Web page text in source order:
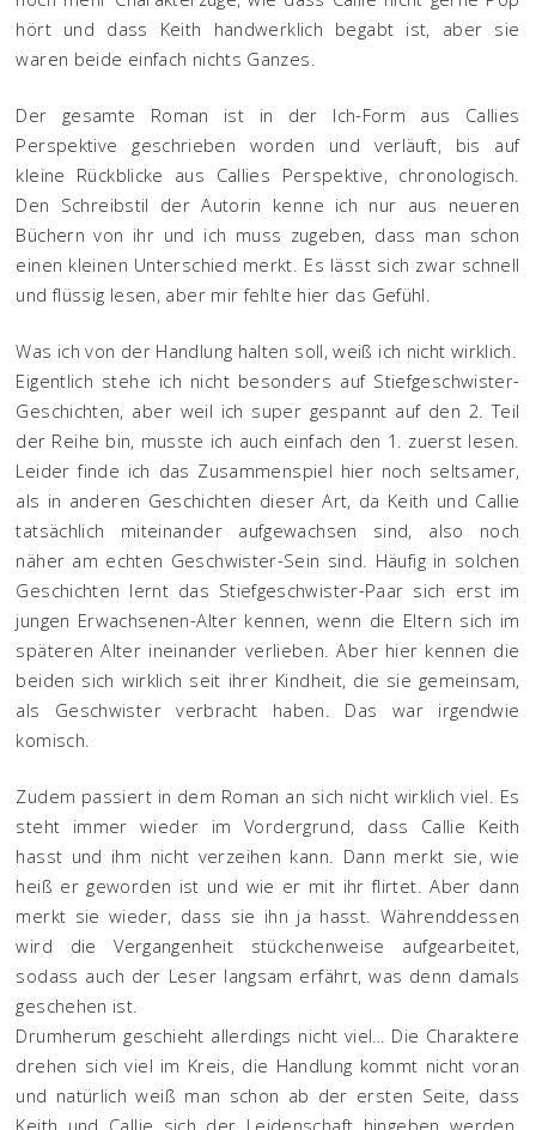
hört und dass Keith handwerklich begabt ist, aber sie
waren beide einfach nichts Ganzes.
Der gesamte Roman ist in der Ich-Form aus Callies
Perspektive geschrieben worden und verläuft, bis auf
kleine Rückblicke aus Callies Perspektive, chronologisch.
Den Schreibstil der Autorin kenne ich nur aus neueren
Büchern von ihr und ich muss zugeben, dass man schon
einen kleinen Unterschied merkt. Es lässt sich zwar schnell
und flüssig lesen, aber mir fehlte hier das Gefühl.
Was ich von der Handlung halten soll, weiß ich nicht wirklich.
Eigentlich stehe ich nicht besonders auf Stiefgeschwister-
Geschichten, aber weil ich super gespannt auf den 2. Teil
der Reihe bin, musste ich auch einfach den 1. zuerst lesen.
Leider finde ich das Zusammenspiel hier noch seltsamer,
als in anderen Geschichten dieser Art, da Keith und Callie
tatsächlich miteinander aufgewachsen sind, also noch
näher am echten Geschwister-Sein sind. Häufig in solchen
Geschichten lernt das Stiefgeschwister-Paar sich erst im
jungen Erwachsenen-Alter kennen, wenn die Eltern sich im
späteren Alter ineinander verlieben. Aber hier kennen die
beiden sich wirklich seit ihrer Kindheit, die sie gemeinsam,
als Geschwister verbracht haben. Das war irgendwie
komisch.
Zudem passiert in dem Roman an sich nicht wirklich viel. Es
steht immer wieder im Vordergrund, dass Callie Keith
hasst und ihm nicht verzeihen kann. Dann merkt sie, wie
heiß er geworden ist und wie er mit ihr flirtet. Aber dann
merkt sie wieder, dass sie ihn ja hasst. Währenddessen
wird die Vergangenheit stückchenweise aufgearbeitet,
sodass auch der Leser langsam erfährt, was denn damals
geschehen ist.
Drumherum geschieht allerdings nicht viel… Die Charaktere
drehen sich viel im Kreis, die Handlung kommt nicht voran
und natürlich weiß man schon ab der ersten Seite, dass
Keith und Callie sich der Leidenschaft hingeben werden.